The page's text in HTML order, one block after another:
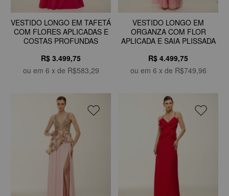
VESTIDO LONGO EM TAFETÁ
COM FLORES APLICADAS E
COSTAS PROFUNDAS
R$ 3.499,75
ou em 6 x de R$583,29
VESTIDO LONGO EM
ORGANZA COM FLOR
APLICADA E SAIA PLISSADA
R$ 4.499,75
ou em 6 x de R$749,96